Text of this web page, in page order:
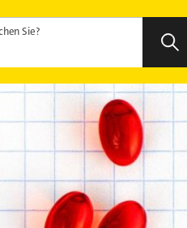
Sie?